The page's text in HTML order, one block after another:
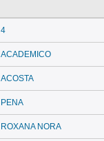
4
ACADEMICO
ACOSTA
PENA
ROXANA NORA